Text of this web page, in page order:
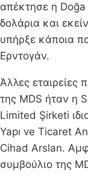
απέκτησε η
δολάρια και
υπήρξε κάποια
Ερντογάν.
Άλλες εταιρείες
της MDS ήταν η
Limited Şirketi
Yapı ve Ticaret
Cihad Arslan.
συμβούλιο της